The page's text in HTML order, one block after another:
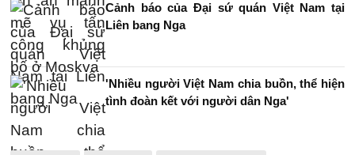
Cảnh báo của Đại sứ quán Việt Nam tại
Liên bang Nga
'Nhiều người Việt Nam chia buồn, thể hiện
tình đoàn kết với người dân Nga'